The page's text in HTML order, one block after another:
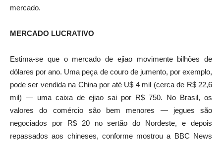
mercado.
MERCADO LUCRATIVO
Estima-se que o mercado de ejiao movimente bilhões de
dólares por ano. Uma peça de couro de jumento, por exemplo,
pode ser vendida na China por até U$ 4 mil (cerca de R$ 22,6
mil) — uma caixa de ejiao sai por R$ 750. No Brasil, os
valores do comércio são bem menores — jegues são
negociados por R$ 20 no sertão do Nordeste, e depois
repassados aos chineses, conforme mostrou a BBC News